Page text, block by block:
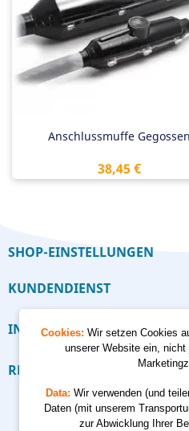
Anschlussmuffe Gegossen
Preis
38,45 €
SHOP-EINSTELLUNGEN
KUNDENDIENST
INFORMATION
RECHNER
Cookies: Wir setzen Cookies
unserer Website ein,
Data: Wir verwenden (und
Daten (mit unserem
zur Abwicklung Ihrer